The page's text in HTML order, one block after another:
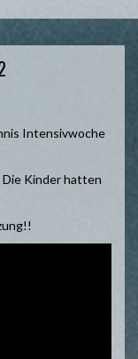
Intensivwoche
Kinder hatten